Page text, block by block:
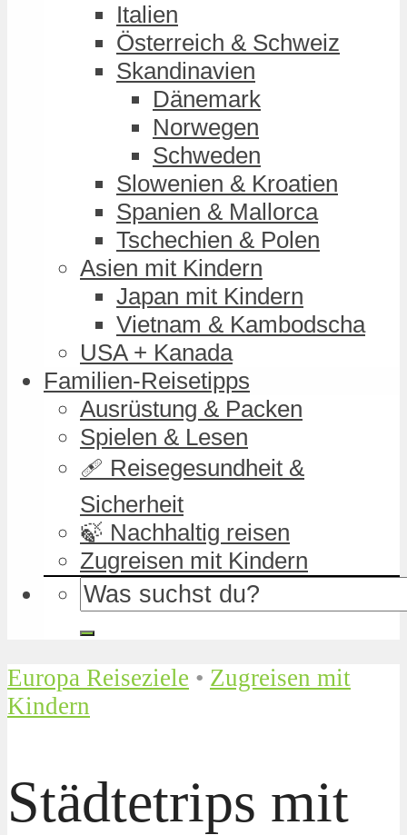
Italien
Österreich & Schweiz
Skandinavien
Dänemark
Norwegen
Schweden
Slowenien & Kroatien
Spanien & Mallorca
Tschechien & Polen
Asien mit Kindern
Japan mit Kindern
Vietnam & Kambodscha
USA + Kanada
Familien-Reisetipps
Ausrüstung & Packen
Spielen & Lesen
🩹 Reisegesundheit &
Sicherheit
🍃 Nachhaltig reisen
Zugreisen mit Kindern
Europa Reiseziele • Zugreisen mit
Kindern
Städtetrips mit